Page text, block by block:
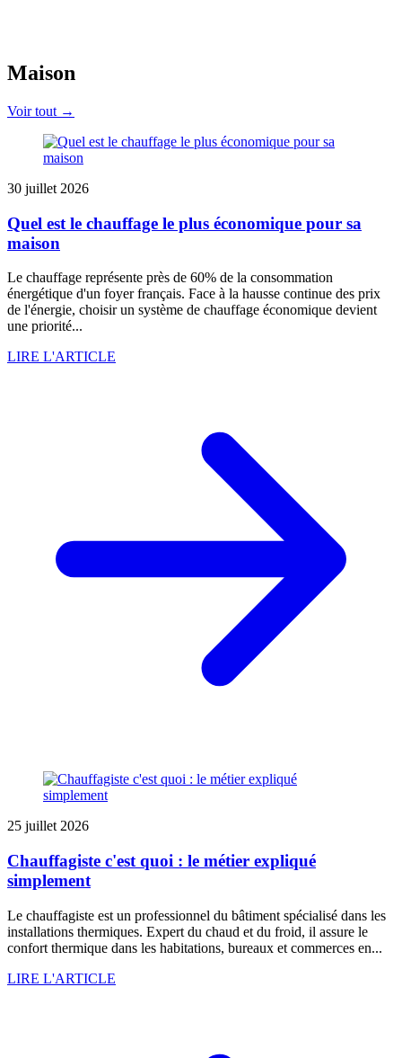
Maison
Voir tout →
30 juillet 2026
Quel est le chauffage le plus économique pour sa
maison
Le chauffage représente près de 60% de la consommation
énergétique d'un foyer français. Face à la hausse continue des prix
de l'énergie, choisir un système de chauffage économique devient
une priorité...
LIRE L'ARTICLE
25 juillet 2026
Chauffagiste c'est quoi : le métier expliqué
simplement
Le chauffagiste est un professionnel du bâtiment spécialisé dans les
installations thermiques. Expert du chaud et du froid, il assure le
confort thermique dans les habitations, bureaux et commerces en...
LIRE L'ARTICLE